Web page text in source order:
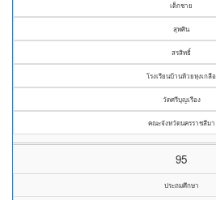
เด็กชาย
สุพศิน
สรสิทธิ์
โรงเรียนบ้านห้วยหุงเกลือ
วัดศรีบุญเรือง
คณะจังหวัดนครราชสีมา
95
ประถมศึกษา